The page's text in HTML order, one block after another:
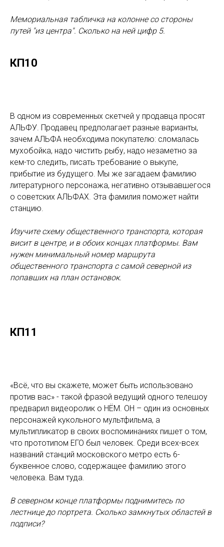
Мемориальная табличка на колонне со стороны
путей "из центра". Сколько на ней цифр 5.
КП10
В одном из современных скетчей у продавца просят
АЛЬФУ. Продавец предполагает разные варианты,
зачем АЛЬФА необходима покупателю: сломалась
мухобойка, надо чистить рыбу, надо незаметно за
кем-то следить, писать требование о выкупе,
прибытие из будущего. Мы же загадаем фамилию
литературного персонажа, негативно отзывавшегося
о советских АЛЬФАХ. Эта фамилия поможет найти
станцию.
Изучите схему общественного транспорта, которая
висит в центре, и в обоих концах платформы. Вам
нужен минимальный номер маршрута
общественного транспорта с самой северной из
попавших на план остановок.
КП11
«Всё, что вы скажете, может быть использовано
против вас» - такой фразой ведущий одного телешоу
предварил видеоролик о НЁМ. ОН – один из основных
персонажей кукольного мультфильма, а
мультипликатор в своих воспоминаниях пишет о том,
что прототипом ЕГО был человек. Среди всех-всех
названий станций московского метро есть 6-
буквенное слово, содержащее фамилию этого
человека. Вам туда.
В северном конце платформы поднимитесь по
лестнице до портрета. Сколько замкнутых областей в
подписи?